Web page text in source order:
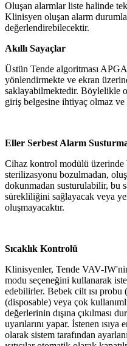
Oluşan alarmlar liste halinde
Klinisyen oluşan alarm
değerlendirebilecektir.
Akıllı Sayaçlar
Üstün Tende algoritması
yönlendirmekte ve ekran
saklayabilmektedir. Böylelikle
giriş belgesine ihtiyaç olmaz
Eller Serbest Alarm
Cihaz kontrol modülü üzerinde
sterilizasyonu bozulmadan,
dokunmadan susturulabilir, bu
sürekliliğini sağlayacak veya
oluşmayacaktır.
Sıcaklık Kontrolü
Klinisyenler, Tende VAV-
modu seçeneğini kullanarak
edebilirler. Bebek cilt ısı
(disposable) veya çok
değerlerinin dışına çıkılması
uyarılarını yapar. İstenen ısıya
olarak sistem tarafından